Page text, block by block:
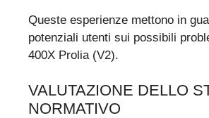
Queste esperienze mettono in
potenziali utenti sui possibili
400X Prolia (V2).
VALUTAZIONE DELLO
NORMATIVO